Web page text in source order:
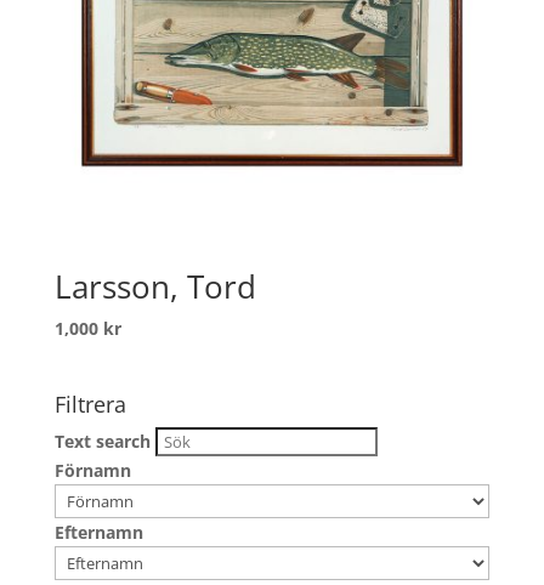
Larsson, Tord
1,000 kr
Filtrera
Text search
Förnamn
Efternamn